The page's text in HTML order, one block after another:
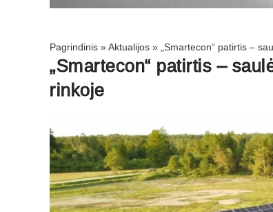
Pagrindinis »Aktualijos » „Smartecon“ patirtis –
„Smartecon“ patirtis –
rinkoje